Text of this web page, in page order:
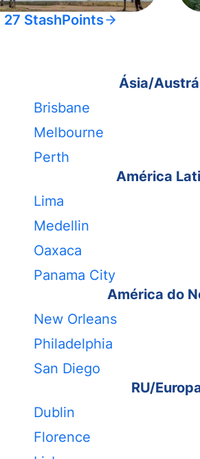
27 StashPoints
Ásia/
Brisbane
Melbourne
Perth
América
Lima
Medellin
Oaxaca
Panama City
América do
New Orleans
Philadelphia
San Diego
RU/
Dublin
Florence